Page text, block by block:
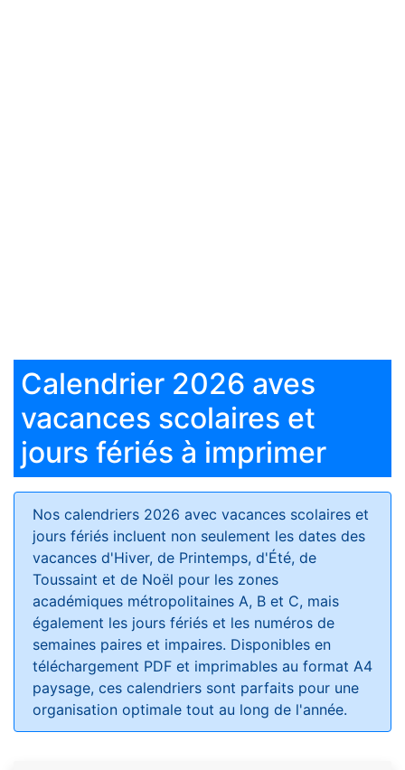
Calendrier 2026 aves
vacances scolaires et
jours fériés à imprimer
Nos calendriers 2026 avec vacances scolaires et
jours fériés incluent non seulement les dates des
vacances d'Hiver, de Printemps, d'Été, de
Toussaint et de Noël pour les zones
académiques métropolitaines A, B et C, mais
également les jours fériés et les numéros de
semaines paires et impaires. Disponibles en
téléchargement PDF et imprimables au format A4
paysage, ces calendriers sont parfaits pour une
organisation optimale tout au long de l'année.